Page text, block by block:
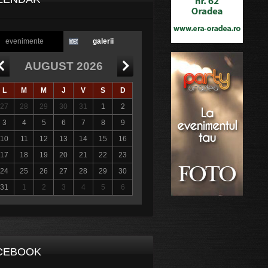
evenimente galerii
AUGUST 2026
L M M J V S
D
27
28 29 30 31 1
2
3
4 5 6 7 8
9
10
11 12 13 14 15
16
17
18 19 20 21 22
23
24
25 26 27 28 29
30
31
1 2 3 4 5 6